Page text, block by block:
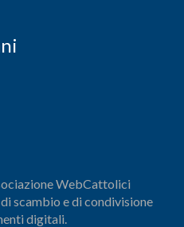
WebCattolici
scambio e di condivisione
digitali.